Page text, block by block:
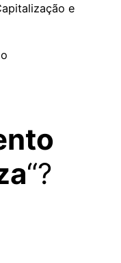
e
“?